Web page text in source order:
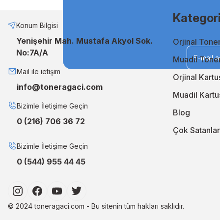
etmenin en akıllı yoludur. Uzun ömürlü ve stabil performansı
Neden TonerAğacı?
TonerAğacı, müşteri memnuniyeti odaklı hizmet
geliştiriyor, siparişlerinizi en kısa sürede kapınıza
En iyi orjinal ve muadil çözümler için TonerAğacı'nı ziyaret
Konum Bilgisi
Yenişehir Mah. Mustafa Akyol Sok.
No:7A/A
Mail ile ietişim
info@toneragaci.com
Bizimle İletişime Geçin
0 (216) 706 36 72
Bizimle İletişime Geçin
0 (544) 955 44 45
Orjinal
Muadil
Orjinal
Muadil
Blog
Çok Satanlar
© 2024 toneragaci.com - Bu sitenin tüm hakları saklıdır.